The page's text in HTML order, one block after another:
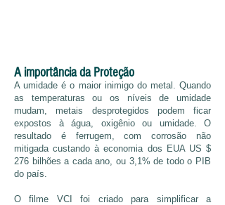
A importância da Proteção
A umidade é o maior inimigo do metal. Quando
as temperaturas ou os níveis de umidade
mudam, metais desprotegidos podem ficar
expostos à água, oxigênio ou umidade. O
resultado é ferrugem, com corrosão não
mitigada custando à economia dos EUA US $
276 bilhões a cada ano, ou 3,1% de todo o PIB
do país.
O filme VCI foi criado para simplificar a